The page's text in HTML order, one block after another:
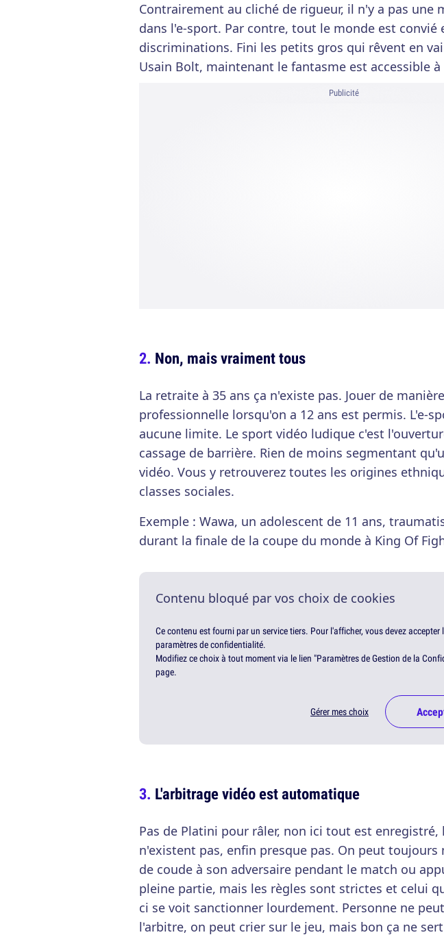
Contrairement au cliché de rigueur, il n'y a pas une
dans l'e-sport. Par contre, tout le monde est convié
discriminations. Fini les petits gros qui rêvent en
Usain Bolt, maintenant le fantasme est accessible
Publicité
Non, mais vraiment tous
La retraite à 35 ans ça n'existe pas. Jouer de
professionnelle lorsqu'on a 12 ans est permis. L'e-
aucune limite. Le sport vidéo ludique c'est
cassage de barrière. Rien de moins segmentant
vidéo. Vous y retrouverez toutes les origines
classes sociales.
Exemple : Wawa, un adolescent de 11 ans,
durant la finale de la coupe du monde à King Of
Contenu bloqué par vos choix de cookies
Ce contenu est fourni par un service tiers. Pour l'afficher, vous devez accepter
paramètres de confidentialité.
Modifiez ce choix à tout moment via le lien "Paramètres de Gestion de la
page.
Gérer mes choix
L'arbitrage vidéo est automatique
Pas de Platini pour râler, non ici tout est enregistré,
n'existent pas, enfin presque pas. On peut toujours
de coude à son adversaire pendant le match ou
pleine partie, mais les règles sont strictes et celui
ci se voit sanctionner lourdement. Personne ne
l'arbitre, on peut crier sur le jeu, mais bon ça ne